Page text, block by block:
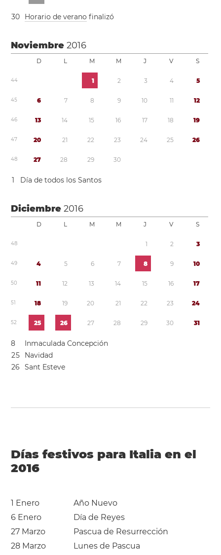
30 Horario de verano finalizó
Noviembre2016
D L M M J V S
44 1 2 3 4 5
45 6 7 8 9 10 11 12
46 13 14 15 16 17 18 19
47 20 21 22 23 24 25 26
48 27 28 29 30
1 Día de todos los Santos
Diciembre2016
D L M M J V S
48 1 2 3
49 4 5 6 7 8 9 10
50 11 12 13 14 15 16 17
51 18 19 20 21 22 23 24
52 25 26 27 28 29 30 31
8
Inmaculada Concepción
25
Navidad
26 Sant Esteve
Días festivos para Italia en el
2016
1 Enero
Año Nuevo
6 Enero
Día de Reyes
27 Marzo
Pascua de Resurrección
28 Marzo
Lunes de Pascua